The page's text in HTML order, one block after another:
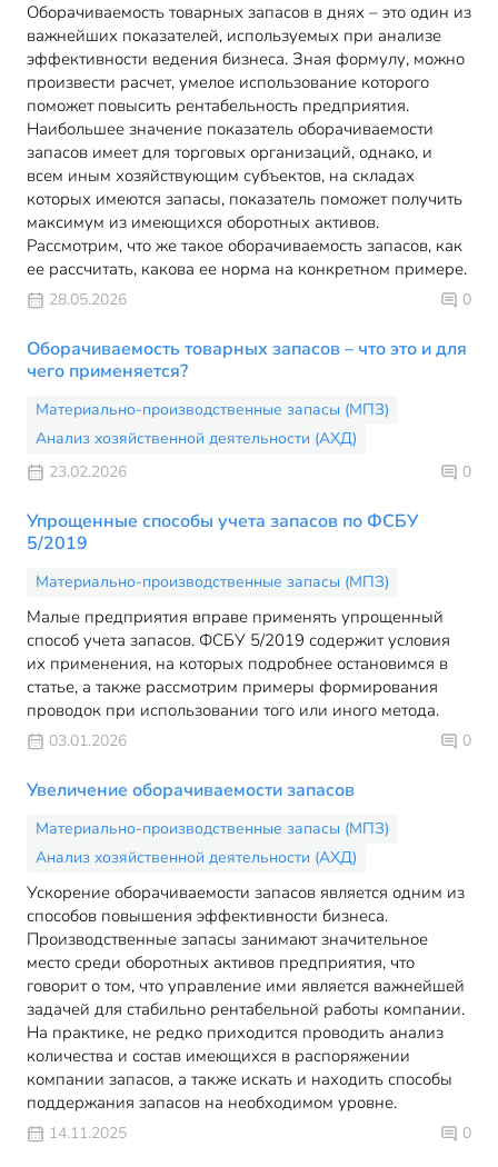
Оборачиваемость товарных запасов в днях – это один из
важнейших показателей, используемых при анализе
эффективности ведения бизнеса. Зная формулу, можно
произвести расчет, умелое использование которого
поможет повысить рентабельность предприятия.
Наибольшее значение показатель оборачиваемости
запасов имеет для торговых организаций, однако, и
всем иным хозяйствующим субъектов, на складах
которых имеются запасы, показатель поможет получить
максимум из имеющихся оборотных активов.
Рассмотрим, что же такое оборачиваемость запасов, как
ее рассчитать, какова ее норма на конкретном примере.
28.05.2026 0
Оборачиваемость товарных запасов – что это и для
чего применяется?
Материально-производственные запасы (МПЗ)
Анализ хозяйственной деятельности (АХД)
23.02.2026
0
Упрощенные способы учета запасов по ФСБУ
5/2019
Материально-производственные запасы (МПЗ)
Малые предприятия вправе применять упрощенный
способ учета запасов. ФСБУ 5/2019 содержит условия
их применения, на которых подробнее остановимся в
статье, а также рассмотрим примеры формирования
проводок при использовании того или иного метода.
03.01.2026 0
Увеличение оборачиваемости запасов
Материально-производственные запасы (МПЗ)
Анализ хозяйственной деятельности (АХД)
Ускорение оборачиваемости запасов является одним из
способов повышения эффективности бизнеса.
Производственные запасы занимают значительное
место среди оборотных активов предприятия, что
говорит о том, что управление ими является важнейшей
задачей для стабильно рентабельной работы компании.
На практике, не редко приходится проводить анализ
количества и состав имеющихся в распоряжении
компании запасов, а также искать и находить способы
поддержания запасов на необходимом уровне.
14.11.2025 0